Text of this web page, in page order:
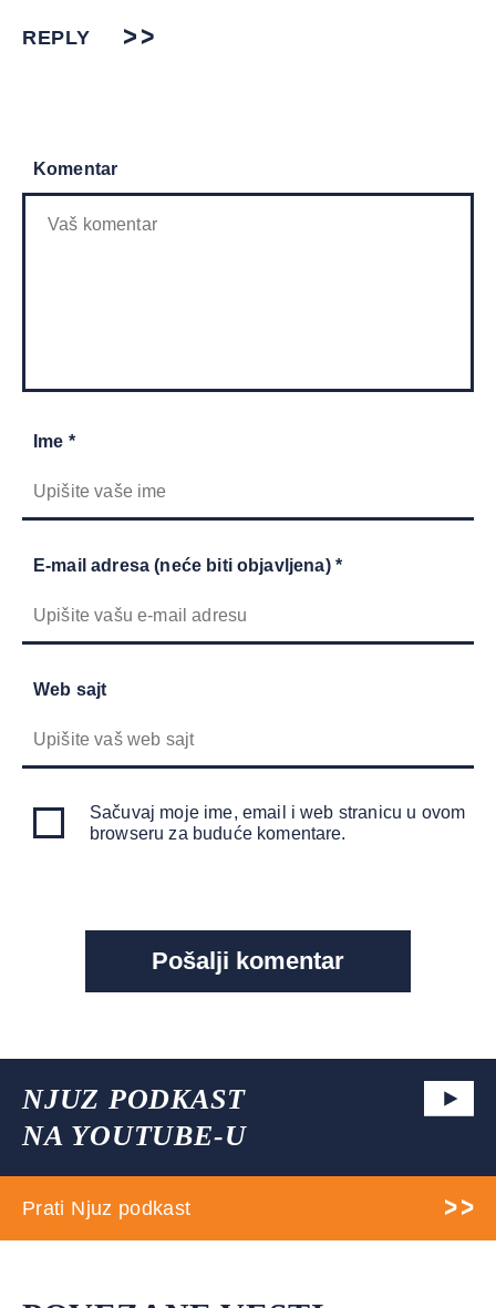
REPLY
Komentar
Ime *
E-mail adresa (neće biti objavljena) *
Web sajt
Sačuvaj moje ime, email i web stranicu u ovom
browseru za buduće komentare.
NJUZ PODKAST
NA YOUTUBE-U
Prati Njuz podkast